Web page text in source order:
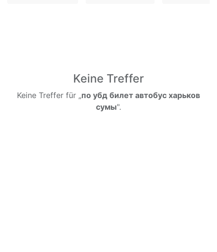
Keine Treffer
Keine Treffer für „по убд билет автобус харьков
сумы".